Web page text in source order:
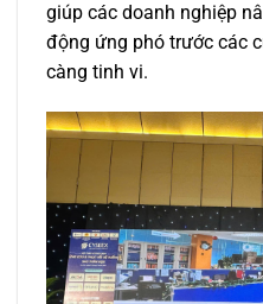
giúp các doanh nghiệp
động ứng phó trước các
càng tinh vi.